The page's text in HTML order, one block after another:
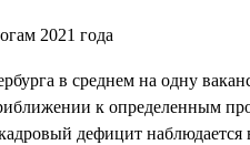
в среднем на одну
к определенным
дефицит наблюдается